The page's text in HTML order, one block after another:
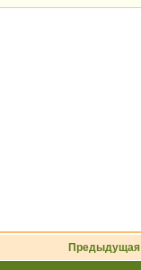
Предыдущая